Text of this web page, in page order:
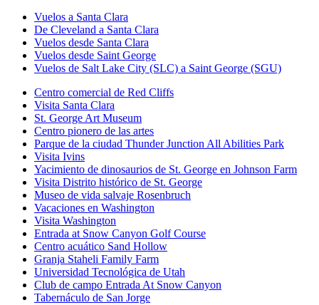
Vuelos a Santa Clara
De Cleveland a Santa Clara
Vuelos desde Santa Clara
Vuelos desde Saint George
Vuelos de Salt Lake City (SLC) a Saint George (SGU)
Centro comercial de Red Cliffs
Visita Santa Clara
St. George Art Museum
Centro pionero de las artes
Parque de la ciudad Thunder Junction All Abilities Park
Visita Ivins
Yacimiento de dinosaurios de St. George en Johnson Farm
Visita Distrito histórico de St. George
Museo de vida salvaje Rosenbruch
Vacaciones en Washington
Visita Washington
Entrada at Snow Canyon Golf Course
Centro acuático Sand Hollow
Granja Staheli Family Farm
Universidad Tecnológica de Utah
Club de campo Entrada At Snow Canyon
Tabernáculo de San Jorge